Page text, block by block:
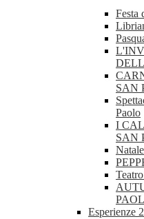
Festa
SAN
Paolo
I
SAN
Esperienze